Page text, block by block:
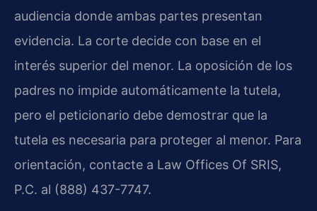
audiencia donde ambas partes presentan
evidencia. La corte decide con base en el
interés superior del menor. La oposición de los
padres no impide automáticamente la tutela,
pero el peticionario debe demostrar que la
tutela es necesaria para proteger al menor. Para
orientación, contacte a Law Offices Of SRIS,
P.C. al (888) 437-7747.